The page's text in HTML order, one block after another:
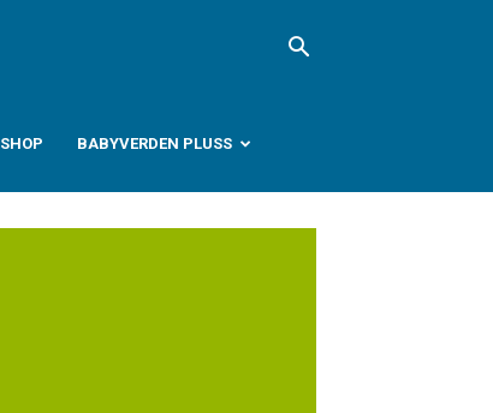
SHOP BABYVERDEN PLUSS